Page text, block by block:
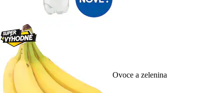
Ovoce a zelenina